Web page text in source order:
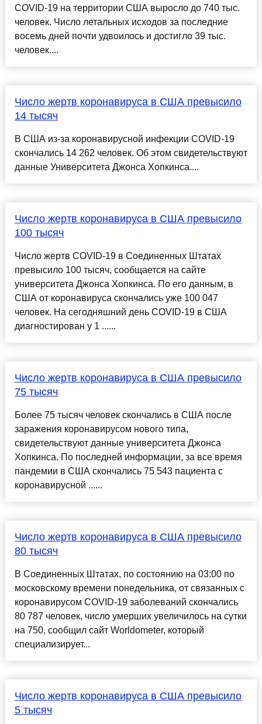
COVID-19 на территории США выросло до 740 тыс.
человек. Число летальных исходов за последние
восемь дней почти удвоилось и достигло 39 тыс.
человек....
Число жертв коронавируса в США превысило
14 тысяч
В США из-за коронавирусной инфекции COVID-19
скончались 14 262 человек. Об этом свидетельствуют
данные Университета Джонса Хопкинса....
Число жертв коронавируса в США превысило
100 тысяч
Число жертв COVID-19 в Соединенных Штатах
превысило 100 тысяч, сообщается на сайте
университета Джонса Хопкинса. По его данным, в
США от коронавируса скончались уже 100 047
человек. На сегодняшний день COVID-19 в США
диагностирован у 1 ......
Число жертв коронавируса в США превысило
75 тысяч
Более 75 тысяч человек скончались в США после
заражения коронавирусом нового типа,
свидетельствуют данные университета Джонса
Хопкинса. По последней информации, за все время
пандемии в США скончались 75 543 пациента с
коронавирусной ......
Число жертв коронавируса в США превысило
80 тысяч
В Соединенных Штатах, по состоянию на 03:00 по
московскому времени понедельника, от связанных с
коронавирусом COVID-19 заболеваний скончались
80 787 человек, число умерших увеличилось на сутки
на 750, сообщил сайт Worldometer, который
специализирует...
Число жертв коронавируса в США превысило
5 тысяч